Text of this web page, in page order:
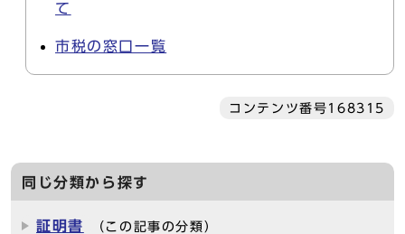
て
市税の窓口一覧
コンテンツ番号168315
同じ分類から探す
証明書 （この記事の分類）